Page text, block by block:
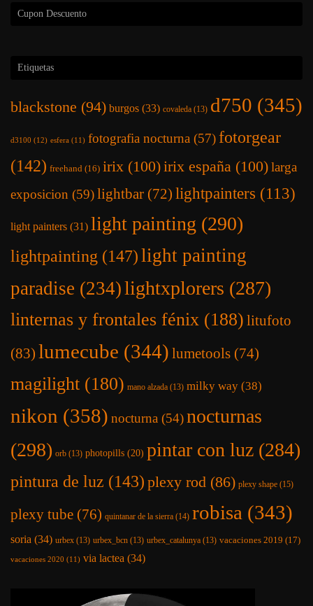
Cupon Descuento
Etiquetas
blackstone (94) burgos (33) covaleda (13) d750 (345)
d3100 (12) esfera (11) fotografia nocturna (57)fotorgear
(142) freehand (16) irix (100)irix españa (100)larga
exposicion (59)lightbar (72) lightpainters (113)
light painters (31) light painting (290)
lightpainting (147)light painting
paradise (234)lightxplorers (287)
linternas y frontales fénix (188) litufoto
(83) lumecube (344) lumetools (74)
magilight (180) mano alzada (13) milky way (38)
nikon (358) nocturna (54)nocturnas
(298) orb (13) photopills (20) pintar con luz (284)
pintura de luz (143) plexy rod (86) plexy shape (15)
plexy tube (76) quintanar de la sierra (14) robisa (343)
soria (34) urbex (13) urbex_bcn (13) urbex_catalunya (13) vacaciones 2019 (17)
vacaciones 2020 (11) via lactea (34)